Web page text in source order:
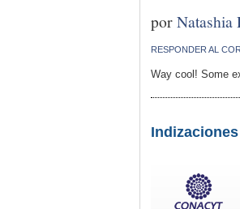
porNatashia
RESPONDER AL
Way cool! Some
Indizaciones